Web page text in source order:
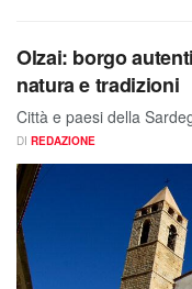
Olzai: borgo
natura e tradizioni
Città e paesi della
DI REDAZIONE